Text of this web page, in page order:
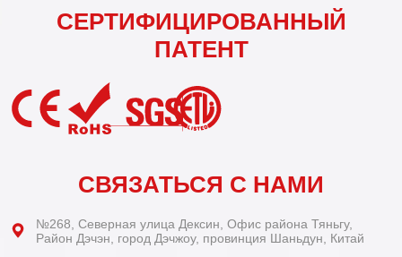
СЕРТИФИЦИРОВАННЫЙ
ПАТЕНТ
СВЯЗАТЬСЯ С НАМИ
№268, Северная улица Дексин, Офис района Тяньгу,
Район Дэчэн, город Дэчжоу, провинция Шаньдун, Китай